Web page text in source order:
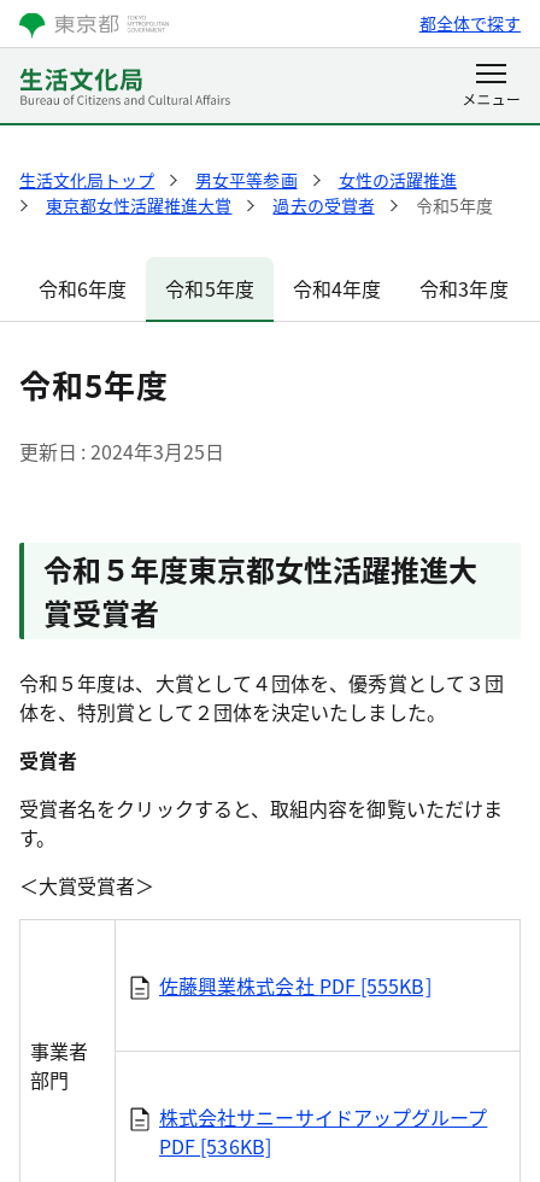
都全体で探す
生活文化局トップ 男女平等参画
女性の活躍推進
東京都女性活躍推進大賞
過去の受賞者 令和5年度
令和6年度 令和5年度 令和4年度 令和3年度
令和5年度
更新日 2024年3月25日
令和５年度東京都女性活躍推進大
賞受賞者
令和５年度は、大賞として４団体を、優秀賞として３団
体を、特別賞として２団体を決定いたしました。
受賞者
受賞者名をクリックすると、取組内容を御覧いただけま
す。
＜大賞受賞者＞
事業者
部門
佐藤興業株式会社 PDF [555KB]
株式会社サニーサイドアップグループ
PDF [536KB]